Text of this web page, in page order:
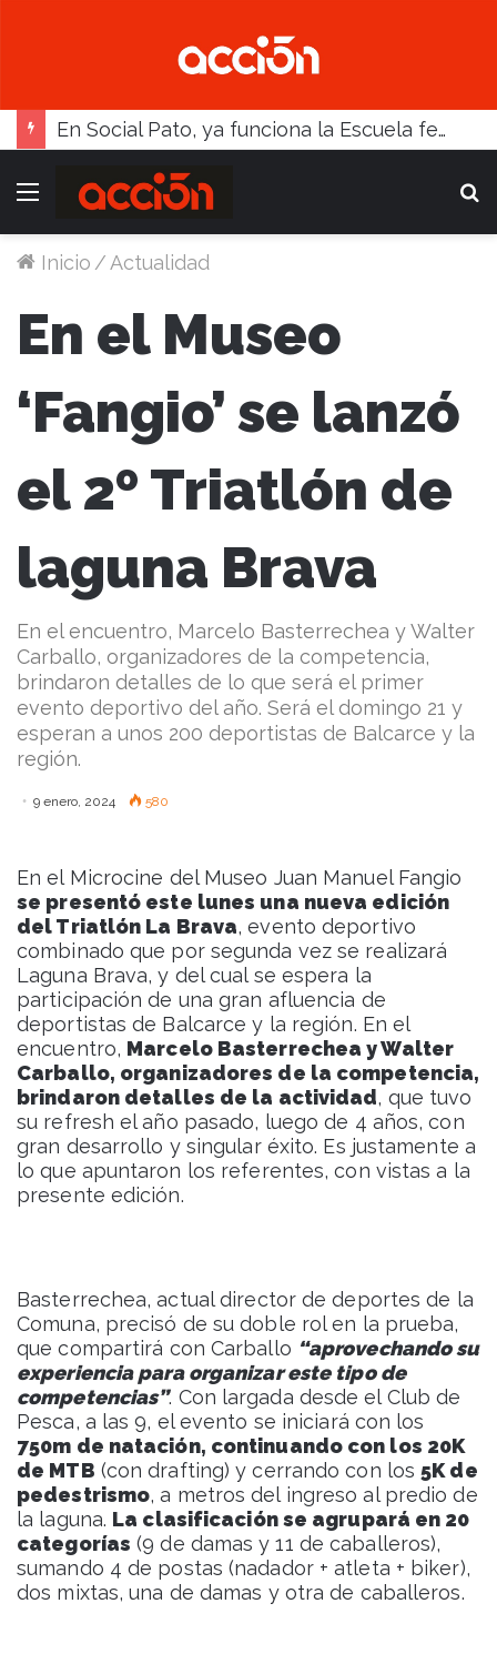
En Social Pato, ya funciona la Escuela femenina de paleta
Menú
Inicio /Actualidad
En el Museo
‘Fangio’ se lanzó
el 2º Triatlón de
laguna Brava
En el encuentro, Marcelo Basterrechea y Walter
Carballo, organizadores de la competencia,
brindaron detalles de lo que será el primer
evento deportivo del año. Será el domingo 21 y
esperan a unos 200 deportistas de Balcarce y la
región.
9 enero, 2024 580
En el Microcine del Museo Juan Manuel Fangio
se presentó este lunes una nueva edición
del Triatlón La Brava, evento deportivo
combinado que por segunda vez se realizará
Laguna Brava, y del cual se espera la
participación de una gran afluencia de
deportistas de Balcarce y la región. En el
encuentro, Marcelo Basterrechea y Walter
Carballo, organizadores de la competencia,
brindaron detalles de la actividad, que tuvo
su refresh el año pasado, luego de 4 años, con
gran desarrollo y singular éxito. Es justamente a
lo que apuntaron los referentes, con vistas a la
presente edición.
Basterrechea, actual director de deportes de la
Comuna, precisó de su doble rol en la prueba,
que compartirá con Carballo “aprovechando su
experiencia para organizar este tipo de
competencias”. Con largada desde el Club de
Pesca, a las 9, el evento se iniciará con los
750m de natación, continuando con los 20K
de MTB (con drafting) y cerrando con los5K de
pedestrismo, a metros del ingreso al predio de
la laguna. La clasificación se agrupará en 20
categorías (9 de damas y 11 de caballeros),
sumando 4 de postas (nadador + atleta + biker),
dos mixtas, una de damas y otra de caballeros.